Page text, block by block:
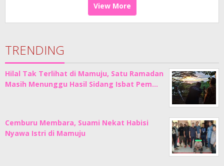
View More
TRENDING
Hilal Tak Terlihat di Mamuju, Satu Ramadan
Masih Menunggu Hasil Sidang Isbat Pem…
Cemburu Membara, Suami Nekat Habisi
Nyawa Istri di Mamuju